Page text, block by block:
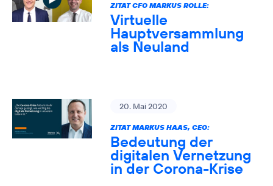
ZITAT CFO MARKUS ROLLE:
Virtuelle
Hauptversammlung
als Neuland
20. Mai 2020
ZITAT MARKUS HAAS, CEO:
Bedeutung der
digitalen Vernetzung
in der Corona-Krise